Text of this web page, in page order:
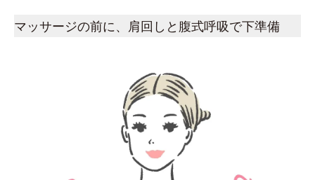
マッサージの前に、肩回しと腹式呼吸で下準備